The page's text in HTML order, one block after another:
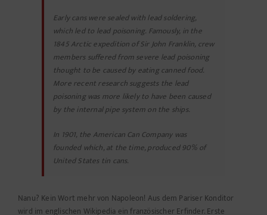
Early cans were sealed with lead soldering,
which led to lead poisoning. Famously, in the
1845 Arctic expedition of Sir John Franklin, crew
members suffered from severe lead poisoning
thought to be caused by eating canned food.
More recent research suggests the lead
poisoning was more likely to have been caused
by the internal pipe system on the ships.
In 1901, the American Can Company was
founded which, at the time, produced 90% of
United States tin cans.
Nanu? Kein Wort mehr von Napoleon! Aus dem Pariser Konditor
wird im englischen Wikipedia ein französischer Erfinder. Erste